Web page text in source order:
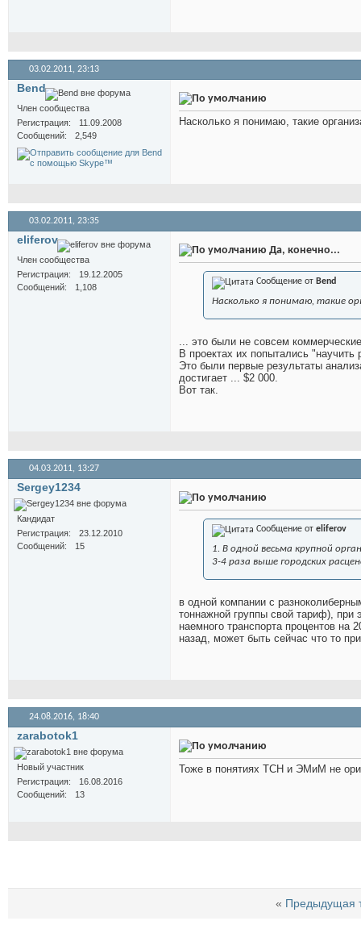
03.02.2011, 23:13
Bend
Член сообщества
Регистрация
11.09.2008
Сообщений
2,549
Насколько я понимаю, такие
03.02.2011, 23:35
eliferov
Член сообщества
Регистрация
19.12.2005
Сообщений
1,108
Да, конечно...
Сообщение от Bend
Насколько я понимаю, такие
... это были не совсем
В проектах их попытались
Это были первые результаты
достигает ... $2 000.
Вот так.
04.03.2011, 13:27
Sergey1234
Кандидат
Регистрация
23.12.2010
Сообщений
15
Сообщение от eliferov
1. В одной весьма крупной
3-4 раза выше городских
в одной компании с
тоннажной группы свой тариф),
наемного транспорта процентов на
назад, может быть сейчас что то
24.08.2016, 18:40
zarabotok1
Новый участник
Регистрация
16.08.2016
Сообщений
13
Тоже в понятиях ТСН и ЭМиМ не
« Предыдущая